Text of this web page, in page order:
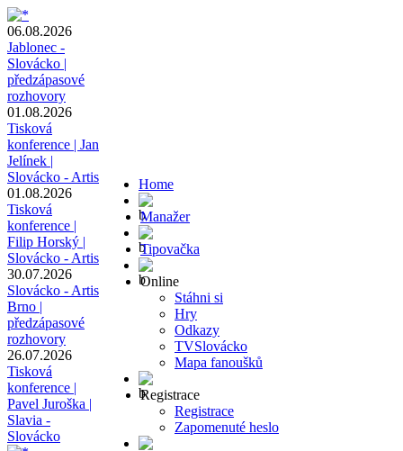
06.08.2026
Jablonec -
Slovácko |
předzápasové
rozhovory
01.08.2026
Tisková
konference | Jan
Jelínek |
Slovácko - Artis
01.08.2026
Tisková
konference |
Filip Horský |
Slovácko - Artis
30.07.2026
Slovácko - Artis
Brno |
předzápasové
rozhovory
26.07.2026
Tisková
konference |
Pavel Juroška |
Slavia -
Slovácko
Home
Manažer
Tipovačka
Online
Stáhni si
Hry
Odkazy
TVSlovácko
Mapa fanoušků
Registrace
Registrace
Zapomenuté heslo